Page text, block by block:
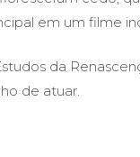
em um filme
da
de atuar.